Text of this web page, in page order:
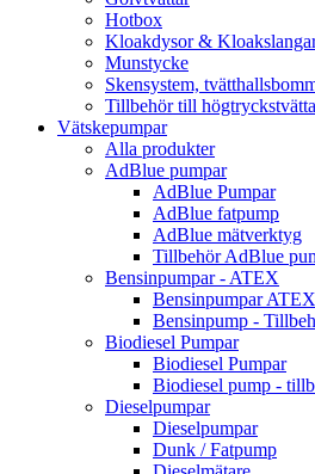
Hotbox
Kloakdysor &
Munstycke
Skensystem,
Tillbehör till
Vätskepumpar
Alla produkter
AdBlue pumpar
AdBlue Pumpar
AdBlue fatpump
AdBlue mätverktyg
Tillbehör AdBlue
Bensinpumpar - ATEX
Bensinpumpar ATEX
Bensinpump -
Biodiesel Pumpar
Biodiesel Pumpar
Biodiesel pump -
Dieselpumpar
Dieselpumpar
Dunk / Fatpump